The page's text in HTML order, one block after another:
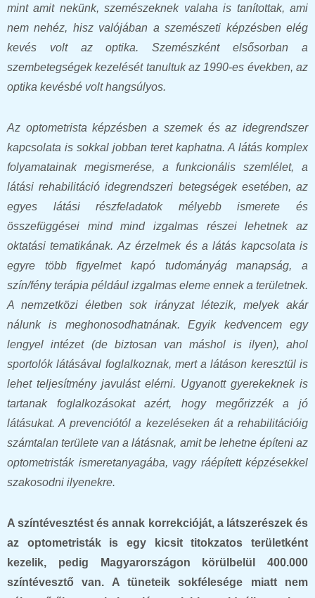
mint amit nekünk, szemészeknek valaha is tanítottak, ami
nem nehéz, hisz valójában a szemészeti képzésben elég
kevés volt az optika. Szemészként elsősorban a
szembetegségek kezelését tanultuk az 1990-es években, az
optika kevésbé volt hangsúlyos.
Az optometrista képzésben a szemek és az idegrendszer
kapcsolata is sokkal jobban teret kaphatna. A látás komplex
folyamatainak megismerése, a funkcionális szemlélet, a
látási rehabilitáció idegrendszeri betegségek esetében, az
egyes látási részfeladatok mélyebb ismerete és
összefüggései mind mind izgalmas részei lehetnek az
oktatási tematikának. Az érzelmek és a látás kapcsolata is
egyre több figyelmet kapó tudományág manapság, a
szín/fény terápia például izgalmas eleme ennek a területnek.
A nemzetközi életben sok irányzat létezik, melyek akár
nálunk is meghonosodhatnának. Egyik kedvencem egy
lengyel intézet (de biztosan van máshol is ilyen), ahol
sportolók látásával foglalkoznak, mert a látáson keresztül is
lehet teljesítmény javulást elérni. Ugyanott gyerekeknek is
tartanak foglalkozásokat azért, hogy megőrizzék a jó
látásukat. A prevenciótól a kezeléseken át a rehabilitációig
számtalan területe van a látásnak, amit be lehetne építeni az
optometristák ismeretanyagába, vagy ráépített képzésekkel
szakosodni ilyenekre.
A színtévesztést és annak korrekcióját, a látszerészek és
az optometristák is egy kicsit titokzatos területként
kezelik, pedig Magyarországon körülbelül 400.000
színtévesztő van. A tüneteik sokfélesége miatt nem